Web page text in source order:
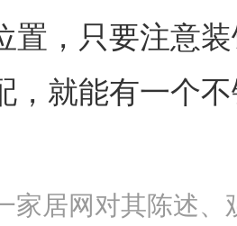
置，只要注意
，就能有一个
家居网对其陈述、